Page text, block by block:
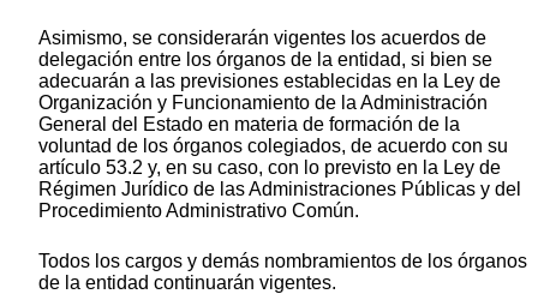
Asimismo, se considerarán vigentes los acuerdos de
delegación entre los órganos de la entidad, si bien se
adecuarán a las previsiones establecidas en la Ley de
Organización y Funcionamiento de la Administración
General del Estado en materia de formación de la
voluntad de los órganos colegiados, de acuerdo con su
artículo 53.2 y, en su caso, con lo previsto en la Ley de
Régimen Jurídico de las Administraciones Públicas y del
Procedimiento Administrativo Común.
Todos los cargos y demás nombramientos de los órganos
de la entidad continuarán vigentes.